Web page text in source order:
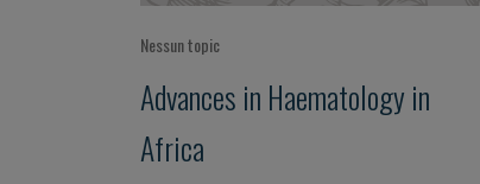
Nessun topic
Advances in Haematology in
Africa